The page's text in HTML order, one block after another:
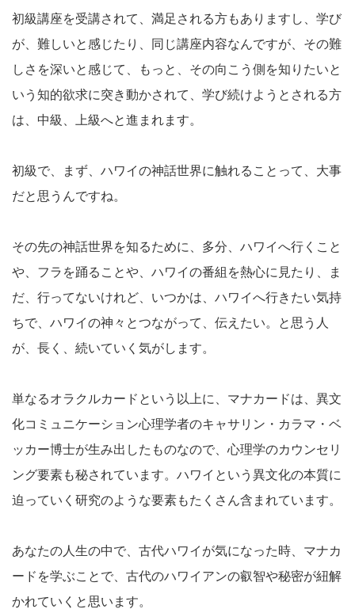
初級講座を受講されて、満足される方もありますし、学び
が、難しいと感じたり、同じ講座内容なんですが、その難
しさを深いと感じて、もっと、その向こう側を知りたいと
いう知的欲求に突き動かされて、学び続けようとされる方
は、中級、上級へと進まれます。
初級で、まず、ハワイの神話世界に触れることって、大事
だと思うんですね。
その先の神話世界を知るために、多分、ハワイへ行くこと
や、フラを踊ることや、ハワイの番組を熱心に見たり、ま
だ、行ってないけれど、いつかは、ハワイへ行きたい気持
ちで、ハワイの神々とつながって、伝えたい。と思う人
が、長く、続いていく気がします。
単なるオラクルカードという以上に、マナカードは、異文
化コミュニケーション心理学者のキャサリン・カラマ・ベ
ッカー博士が生み出したものなので、心理学のカウンセリ
ング要素も秘されています。ハワイという異文化の本質に
迫っていく研究のような要素もたくさん含まれています。
あなたの人生の中で、古代ハワイが気になった時、マナカ
ードを学ぶことで、古代のハワイアンの叡智や秘密が紐解
かれていくと思います。